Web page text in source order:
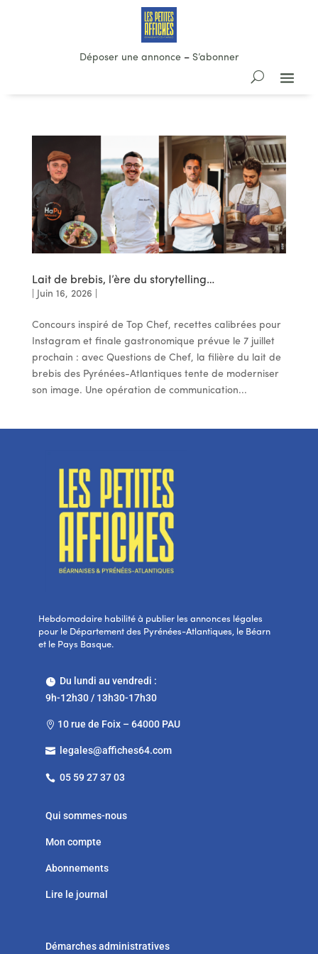
Déposer une annonce– S’abonner
Lait de brebis, l’ère du storytelling…
Juin 16, 2026
Concours inspiré de Top Chef, recettes calibrées pour
Instagram et finale gastronomique prévue le 7 juillet
prochain : avec Questions de Chef, la filière du lait de
brebis des Pyrénées-Atlantiques tente de moderniser
son image. Une opération de communication...
Hebdomadaire habilité à publier les annonces légales
pour le Département des Pyrénées-Atlantiques, le Béarn
et le Pays Basque.
Du lundi au vendredi :
9h-12h30 / 13h30-17h30
 10 rue de Foix – 64000 PAU
 legales@affiches64.com
 05 59 27 37 03
Qui sommes-nous
Mon compte
Abonnements
Lire le journal
Démarches administratives